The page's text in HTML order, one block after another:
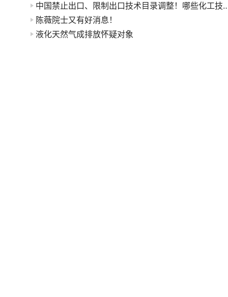
中国禁止出口、限制出口技术
陈薇院士又有好消息！
液化天然气成排放怀疑对象